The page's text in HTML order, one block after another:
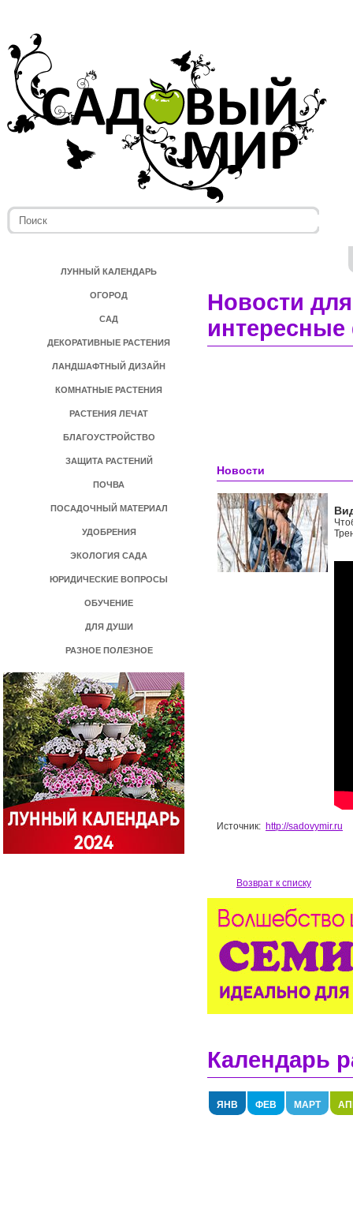
ЛУННЫЙ КАЛЕНДАРЬ
ОГОРОД
САД
ДЕКОРАТИВНЫЕ РАСТЕНИЯ
ЛАНДШАФТНЫЙ ДИЗАЙН
КОМНАТНЫЕ РАСТЕНИЯ
РАСТЕНИЯ ЛЕЧАТ
БЛАГОУСТРОЙСТВО
ЗАЩИТА РАСТЕНИЙ
ПОЧВА
ПОСАДОЧНЫЙ МАТЕРИАЛ
УДОБРЕНИЯ
ЭКОЛОГИЯ САДА
ЮРИДИЧЕСКИЕ ВОПРОСЫ
ОБУЧЕНИЕ
ДЛЯ ДУШИ
РАЗНОЕ ПОЛЕЗНОЕ
Новости
Новости
Источник: http://sadovymir.ru
Возврат к списку
Календарь
ЯНВ ФЕВ МАРТ